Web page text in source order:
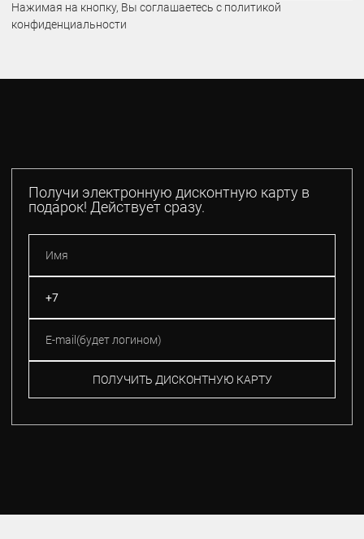
Нажимая на кнопку, Вы соглашаетесь с политикой
конфиденциальности
Получи электронную дисконтную карту в
подарок! Действует сразу.
ПОЛУЧИТЬ ДИСКОНТНУЮ КАРТУ